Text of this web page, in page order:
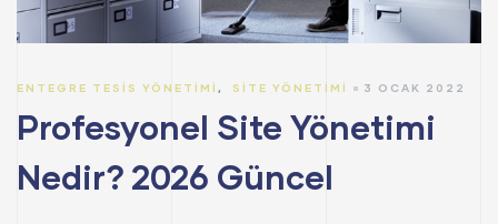
ENTEGRE TESIS YÖNETIMI ,SITE YÖNETIMI 3 OCAK 2022
Profesyonel Site Yönetimi
Nedir? 2026 Güncel